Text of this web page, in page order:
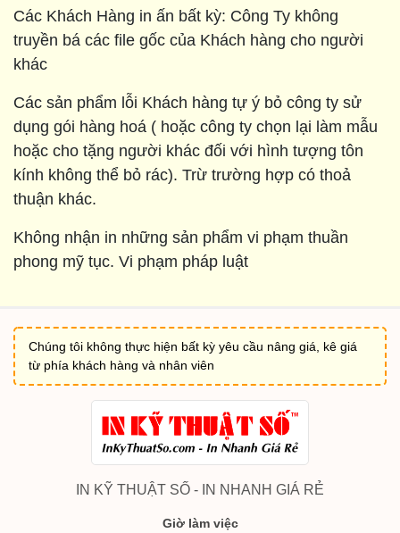
Các Khách Hàng in ấn bất kỳ: Công Ty không
truyền bá các file gốc của Khách hàng cho người
khác
Các sản phẩm lỗi Khách hàng tự ý bỏ công ty sử
dụng gói hàng hoá ( hoặc công ty chọn lại làm mẫu
hoặc cho tặng người khác đối với hình tượng tôn
kính không thể bỏ rác). Trừ trường hợp có thoả
thuận khác.
Không nhận in những sản phẩm vi phạm thuần
phong mỹ tục. Vi phạm pháp luật
Chúng tôi không thực hiện bất kỳ yêu cầu nâng giá, kê giá
từ phía khách hàng và nhân viên
IN KỸ THUẬT SỐ - IN NHANH GIÁ RẺ
Giờ làm việc